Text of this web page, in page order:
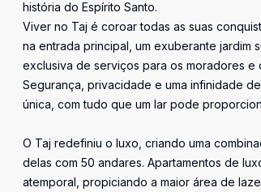
história do Espírito Santo.
Viver no Taj é coroar todas as suas
na entrada principal, um exuberante jardim
exclusiva de serviços para os moradores e
Segurança, privacidade e uma infinidade
única, com tudo que um lar pode
O Taj redefiniu o luxo, criando uma
delas com 50 andares. Apartamentos de
atemporal, propiciando a maior área de